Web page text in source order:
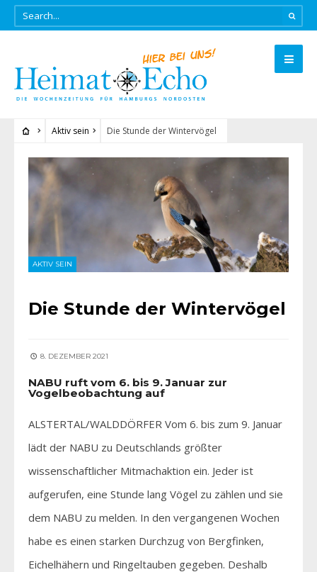
Aktiv sein Die Stunde der Wintervögel
AKTIV SEIN
Die Stunde der Wintervögel
8. DEZEMBER 2021
NABU ruft vom 6. bis 9. Januar zur
Vogelbeobachtung auf
ALSTERTAL/WALDDÖRFER Vom 6. bis zum 9. Januar
lädt der NABU zu Deutschlands größter
wissenschaftlicher Mitmachaktion ein. Jeder ist
aufgerufen, eine Stunde lang Vögel zu zählen und sie
dem NABU zu melden. In den vergangenen Wochen
habe es einen starken Durchzug von Bergfinken,
Eichelhähern und Ringeltauben gegeben. Deshalb